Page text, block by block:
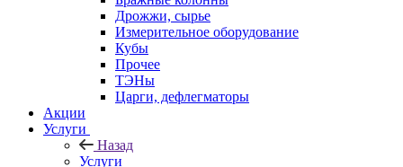
Дрожжи, сырье
Измерительное оборудование
Кубы
Прочее
ТЭНы
Царги, дефлегматоры
Акции
Услуги
Назад
Услуги